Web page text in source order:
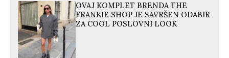
OVAJ KOMPLET BRENDA THE
FRANKIE SHOP JE SAVRŠEN ODABIR
ZA COOL POSLOVNI LOOK